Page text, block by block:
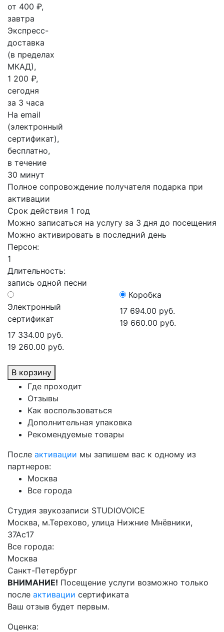
от 400 ₽,
завтра
Экспресс-
доставка
(в пределах
МКАД),
1 200 ₽,
сегодня
за 3 часа
На email
(электронный
сертификат),
бесплатно,
в течение
30 минут
Полное сопровождение получателя подарка при
активации
Срок действия 1 год
Можно записаться на услугу за 3 дня до посещения
Можно активировать в последний день
Персон:
1
Длительность:
запись одной песни
Электронный
сертификат
17 334.00 руб.
19 260.00 руб.
Коробка
17 694.00 руб.
19 660.00 руб.
В корзину
Где проходит
Отзывы
Как воспользоваться
Дополнительная упаковка
Рекомендуемые товары
После активации мы запишем вас к одному из
партнеров:
Москва
Все города
Студия звукозаписи STUDIOVOICE
Москва, м.Терехово, улица Нижние Мнёвники,
37Ас17
Все города:
Москва
Санкт-Петербург
ВНИМАНИЕ! Посещение услуги возможно только
после активации сертификата
Ваш отзыв будет первым.
Оценка: